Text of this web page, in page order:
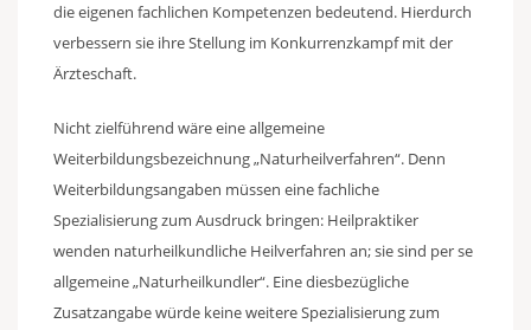
die eigenen fachlichen Kompetenzen bedeutend. Hierdurch
verbessern sie ihre Stellung im Konkurrenzkampf mit der
Ärzteschaft.
Nicht zielführend wäre eine allgemeine
Weiterbildungsbezeichnung „Naturheilverfahren“. Denn
Weiterbildungsangaben müssen eine fachliche
Spezialisierung zum Ausdruck bringen: Heilpraktiker
wenden naturheilkundliche Heilverfahren an; sie sind per se
allgemeine „Naturheilkundler“. Eine diesbezügliche
Zusatzangabe würde keine weitere Spezialisierung zum